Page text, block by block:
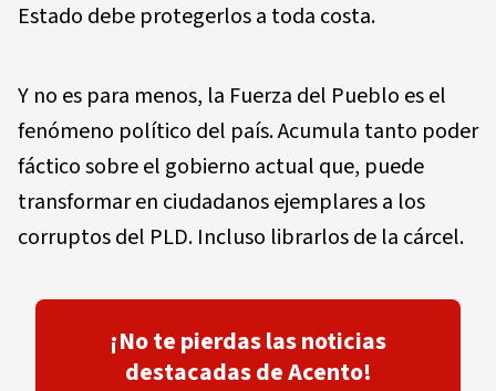
Estado debe protegerlos a toda costa.
Y no es para menos, la Fuerza del Pueblo es el
fenómeno político del país. Acumula tanto poder
fáctico sobre el gobierno actual que, puede
transformar en ciudadanos ejemplares a los
corruptos del PLD. Incluso librarlos de la cárcel.
¡No te pierdas las noticias
destacadas de Acento!